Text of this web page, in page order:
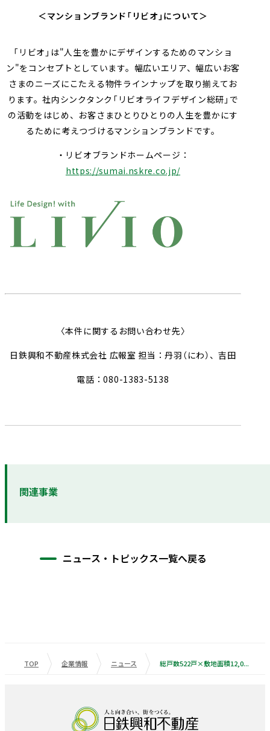
＜マンションブランド「リビオ」について＞
「リビオ」は"人生を豊かにデザインするためのマンショ
ン"をコンセプトとしています。幅広いエリア、幅広いお客
さまのニーズにこたえる物件ラインナップを取り揃えてお
ります。社内シンクタンク「リビオライフデザイン総研」で
の活動をはじめ、お客さまひとりひとりの人生を豊かにす
るために考えつづけるマンションブランドです。
・リビオブランドホームページ：
https://sumai.nskre.co.jp/
〈本件に関するお問い合わせ先〉
日鉄興和不動産株式会社 広報室 担当：丹羽（にわ）、吉田
電話：080-1383-5138
関連事業
ニュース・トピックス一覧へ戻る
TOP 企業情報 ニュース